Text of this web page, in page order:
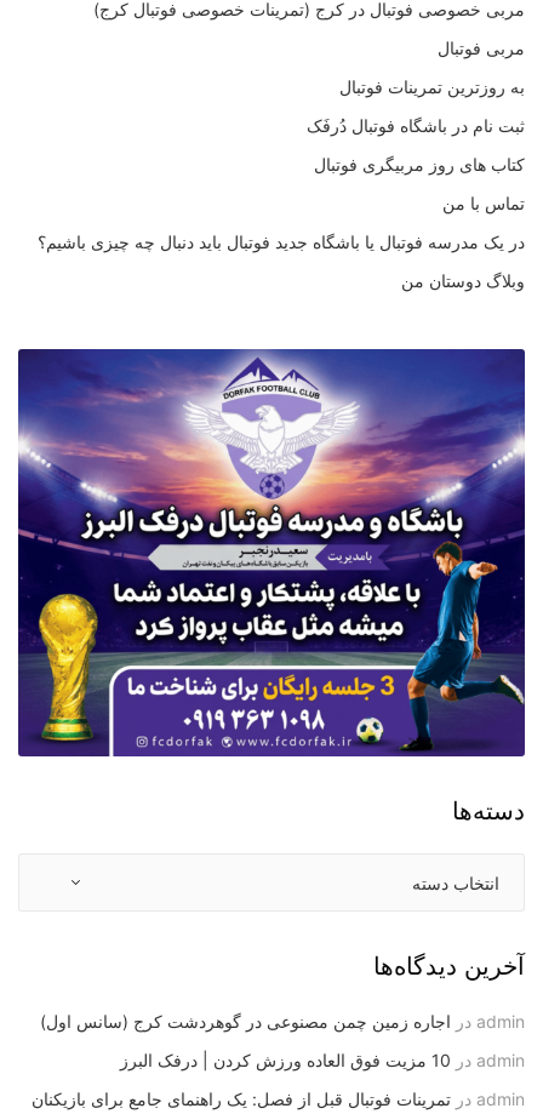
مربی خصوصی فوتبال در کرج (تمرینات خصوصی فوتبال کرج)
مربی فوتبال
به روزترین تمرینات فوتبال
ثبت نام در باشگاه فوتبال دُرفَک
کتاب های روز مربیگری فوتبال
تماس با من
در یک مدرسه فوتبال یا باشگاه جدید فوتبال باید دنبال چه چیزی باشیم؟
وبلاگ دوستان من
دسته‌ها
آخرین دیدگاه‌ها
admin در اجاره زمین چمن مصنوعی در گوهردشت کرج (سانس اول)
admin در 10 مزیت فوق العاده ورزش کردن | درفک البرز
admin در تمرینات فوتبال قبل از فصل: یک راهنمای جامع برای بازیکنان